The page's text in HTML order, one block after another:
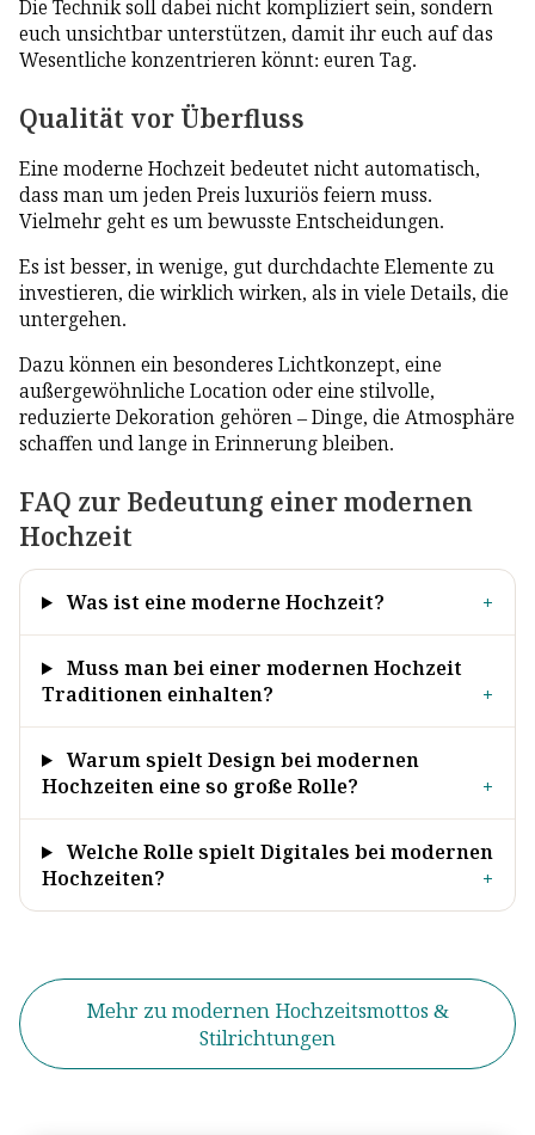
Die Technik soll dabei nicht kompliziert sein, sondern
euch unsichtbar unterstützen, damit ihr euch auf das
Wesentliche konzentrieren könnt: euren Tag.
Qualität vor Überfluss
Eine moderne Hochzeit bedeutet nicht automatisch,
dass man um jeden Preis luxuriös feiern muss.
Vielmehr geht es um bewusste Entscheidungen.
Es ist besser, in wenige, gut durchdachte Elemente zu
investieren, die wirklich wirken, als in viele Details, die
untergehen.
Dazu können ein besonderes Lichtkonzept, eine
außergewöhnliche Location oder eine stilvolle,
reduzierte Dekoration gehören – Dinge, die Atmosphäre
schaffen und lange in Erinnerung bleiben.
FAQ zur Bedeutung einer modernen
Hochzeit
Was ist eine moderne Hochzeit? +
Muss man bei einer modernen Hochzeit
Traditionen einhalten?
+
Warum spielt Design bei modernen
Hochzeiten eine so große Rolle?
+
Welche Rolle spielt Digitales bei modernen
Hochzeiten?
+
Mehr zu modernen Hochzeitsmottos &
Stilrichtungen